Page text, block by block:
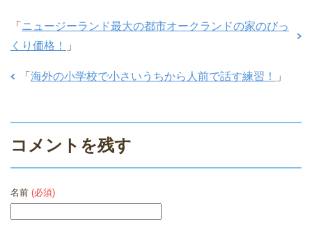
「 ニュージーランド最大の都市オークランドの家のびっ
くり価格！
」
「 海外の小学校で小さいうちから人前で話す練習！ 」
コメントを残す
名前 (必須)